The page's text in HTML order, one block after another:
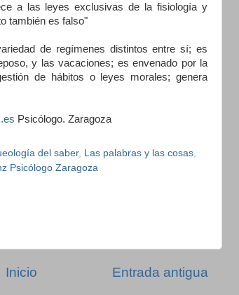
a las leyes exclusivas de la fisiología y
también es falso"
de regímenes distintos entre sí; es
y las vacaciones; es envenado por la
de hábitos o leyes morales; genera
Psicólogo. Zaragoza
del saber, Las palabras y las cosas
Psicólogo Zaragoza
Entrada antigua
Inicio